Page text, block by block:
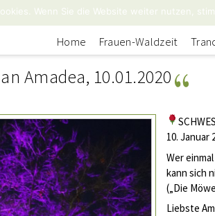
Home Frauen-Waldzeit
Amadea, 10.01.2020
10. Januar
Wer
kann sich
(„Die
Liebste
Wenn Sie die Website weiter nutzen,